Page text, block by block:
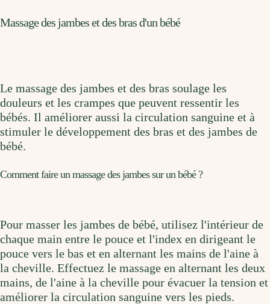
Massage des jambes et des bras d'un bébé
Le massage des jambes et des bras soulage les
douleurs et les crampes que peuvent ressentir les
bébés. Il améliorer aussi la circulation sanguine et à
stimuler le développement des bras et des jambes de
bébé.
Comment faire un massage des jambes sur un bébé ?
Pour masser les jambes de bébé, utilisez l'intérieur de
chaque main entre le pouce et l'index en dirigeant le
pouce vers le bas et en alternant les mains de l'aine à
la cheville. Effectuez le massage en alternant les deux
mains, de l'aine à la cheville pour évacuer la tension et
améliorer la circulation sanguine vers les pieds.